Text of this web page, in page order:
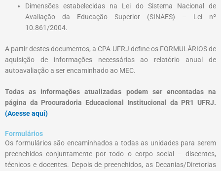
Dimensões estabelecidas na Lei do Sistema Nacional de
Avaliação da Educação Superior (SINAES) – Lei nº
10.861/2004.
A partir destes documentos, a CPA-UFRJ define os FORMULÁRIOS de
aquisição de informações necessárias ao relatório anual de
autoavaliação a ser encaminhado ao MEC.
Todas as informações atualizadas podem ser encontadas na
página da Procuradoria Educacional Institucional da PR1 UFRJ.
(Acesse aqui)
Formulários
Os formulários são encaminhados a todas as unidades para serem
preenchidos conjuntamente por todo o corpo social – discentes,
técnicos e docentes. Depois de preenchidos, as Decanias/Diretorias